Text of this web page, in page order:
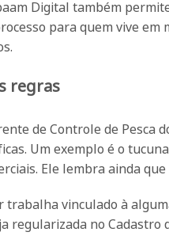
Digital também
para quem vive em
regras
de Controle de Pesca
Um exemplo é o
Ele lembra ainda
trabalha vinculado à
regularizada no Cadastro